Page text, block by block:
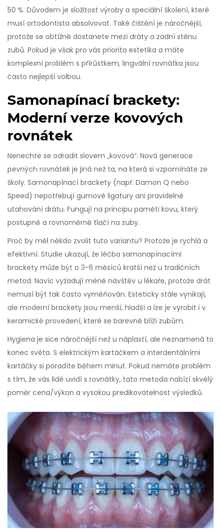
50 %. Důvodem je složitost výroby a speciální školení, které
musí ortodontista absolvovat. Také čištění je náročnější,
protože se obtížně dostanete mezi dráty a zadní stěnu
zubů. Pokud je však pro vás priorita estetika a máte
komplexní problém s přírůstkem, lingvální rovnátka jsou
často nejlepší volbou.
Samonapínací brackety:
Moderní verze kovových
rovnátek
Nenechte se odradit slovem „kovová“. Nová generace
pevných rovnátek je jiná než ta, na která si vzpomínáte ze
školy. Samonapínací brackety (např. Damon Q nebo
Speed) nepotřebují gumové ligatury ani pravidelné
utahování drátu. Fungují na principu paměti kovu, který
postupně a rovnoměrně tlačí na zuby.
Proč by měl někdo zvolit tuto variantu? Protože je rychlá a
efektivní. Studie ukazují, že léčba samonapínacími
brackety může být o 3-6 měsíců kratší než u tradičních
metod. Navíc vyžadují méně návštěv u lékaře, protože drát
nemusí být tak často vyměňován. Esteticky stále vynikají,
ale moderní brackety jsou menší, hladší a lze je vyrobit i v
keramické provedení, které se barevně blíží zubům.
Hygiena je sice náročnější než u náplastí, ale neznamená to
konec světa. S elektrickým kartáčkem a interdentálními
kartáčky si poradíte během minut. Pokud nemáte problém
s tím, že vás lidé uvidí s rovnátky, tato metoda nabízí skvělý
poměr cena/výkon a vysokou predikovatelnost výsledků.